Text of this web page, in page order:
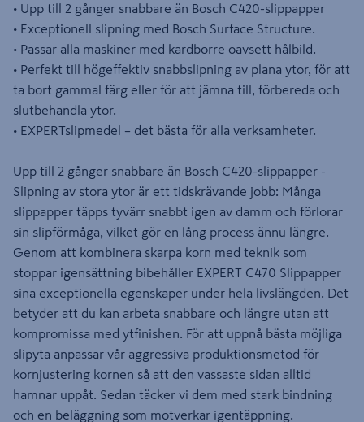
• Upp till 2 gånger snabbare än Bosch C420-slippapper
• Exceptionell slipning med Bosch Surface Structure.
• Passar alla maskiner med kardborre oavsett hålbild.
• Perfekt till högeffektiv snabbslipning av plana ytor, för att
ta bort gammal färg eller för att jämna till, förbereda och
slutbehandla ytor.
• EXPERTslipmedel – det bästa för alla verksamheter.
Upp till 2 gånger snabbare än Bosch C420-slippapper -
Slipning av stora ytor är ett tidskrävande jobb: Många
slippapper täpps tyvärr snabbt igen av damm och förlorar
sin slipförmåga, vilket gör en lång process ännu längre.
Genom att kombinera skarpa korn med teknik som
stoppar igensättning bibehåller EXPERT C470 Slippapper
sina exceptionella egenskaper under hela livslängden. Det
betyder att du kan arbeta snabbare och längre utan att
kompromissa med ytfinishen. För att uppnå bästa möjliga
slipyta anpassar vår aggressiva produktionsmetod för
kornjustering kornen så att den vassaste sidan alltid
hamnar uppåt. Sedan täcker vi dem med stark bindning
och en beläggning som motverkar igentäppning.